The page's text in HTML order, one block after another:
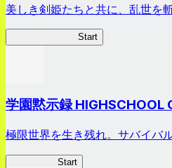
美しき剣姫たちと共に、乱世を
Start
学園黙示録 HIGHSCHOOL
極限世界を生き残れ。サバイバ
Start